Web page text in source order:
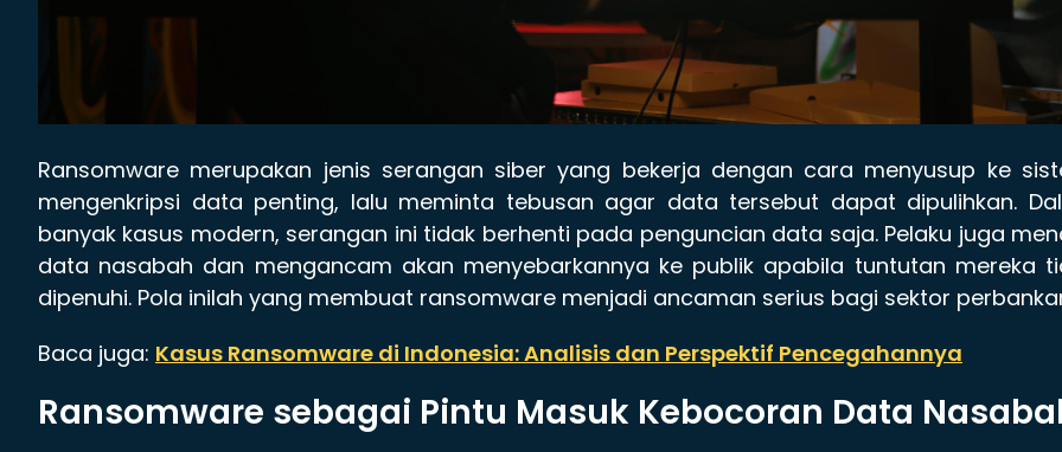
Ransomware merupakan jenis serangan siber yang bekerja dengan cara menyusup ke
mengenkripsi data penting, lalu meminta tebusan agar data tersebut dapat dipulihkan.
banyak kasus modern, serangan ini tidak berhenti pada penguncian data saja. Pelaku juga
data nasabah dan mengancam akan menyebarkannya ke publik apabila tuntutan mereka
dipenuhi. Pola inilah yang membuat ransomware menjadi ancaman serius bagi sektor
Baca juga: Kasus Ransomware di Indonesia: Analisis dan Perspektif Pencegahannya
Ransomware sebagai Pintu Masuk Kebocoran Data